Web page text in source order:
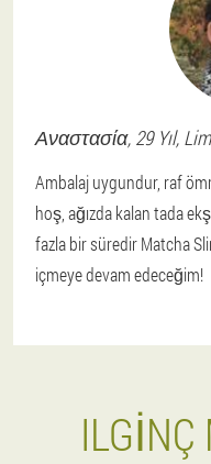
Αναστασία, 29 Yıl,
Ambalaj uygundur, raf
hoş, ağızda kalan tada
fazla bir süredir Matcha
içmeye devam edeceğim!
ILGINÇ